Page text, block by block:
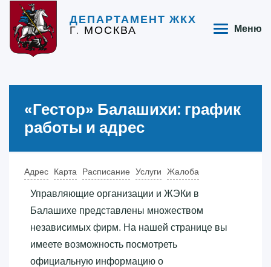
ДЕПАРТАМЕНТ ЖКХ
Г. МОСКВА Меню
«‎Гестор»‎ Балашихи: график
работы и адрес
Адрес Карта Расписание Услуги Жалоба
Управляющие организации и ЖЭКи в
Балашихе представлены множеством
независимых фирм. На нашей странице вы
имеете возможность посмотреть
официальную информацию о